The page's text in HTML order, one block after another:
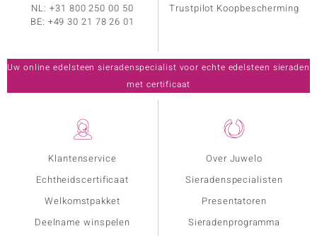
Klantenservice
Echtheidscertificaat
Welkomstpakket
Deelname winspelen
Over Juwelo
Sieradenspecialisten
Presentatoren
Sieradenprogramma
NL:+31 800 250 00 50
BE: +49 30 21 78 26 01
Trustpilot Koopbescherming
Uw online edelsteen sieradenspecialist voor echte edelsteen sieraden
met certificaat